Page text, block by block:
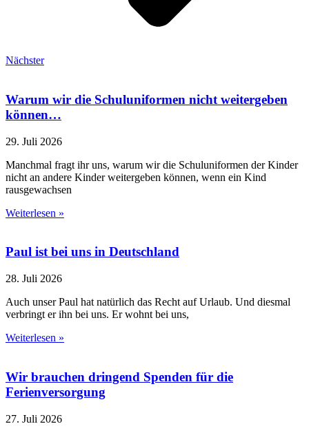
Nächster
Warum wir die Schuluniformen nicht weitergeben
können…
29. Juli 2026
Manchmal fragt ihr uns, warum wir die Schuluniformen der Kinder
nicht an andere Kinder weitergeben können, wenn ein Kind
rausgewachsen
Weiterlesen »
Paul ist bei uns in Deutschland
28. Juli 2026
Auch unser Paul hat natürlich das Recht auf Urlaub. Und diesmal
verbringt er ihn bei uns. Er wohnt bei uns,
Weiterlesen »
Wir brauchen dringend Spenden für die
Ferienversorgung
27. Juli 2026